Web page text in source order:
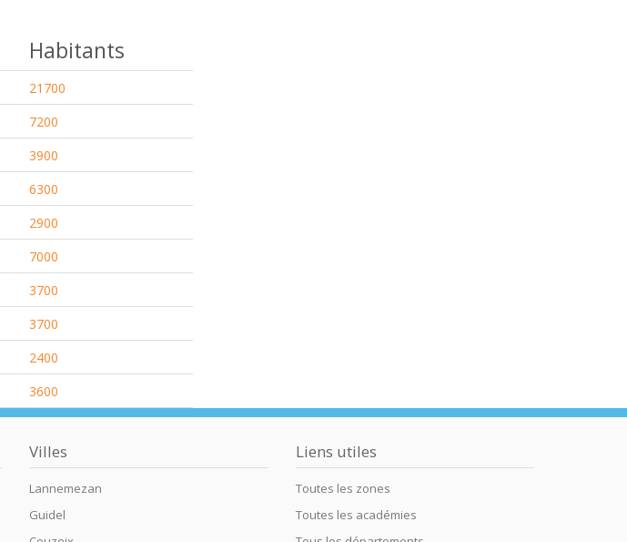
Habitants
21700
7200
3900
6300
2900
7000
3700
3700
2400
3600
Villes
Lannemezan
Guidel
Liens utiles
Toutes les zones
Toutes les académies